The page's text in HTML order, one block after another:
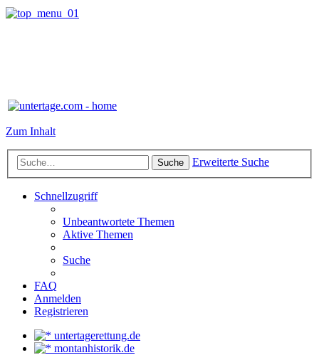
Zum Inhalt
Suche Erweiterte Suche
Schnellzugriff
Unbeantwortete Themen
Aktive Themen
Suche
FAQ
Anmelden
Registrieren
untertagerettung.de
montanhistorik.de